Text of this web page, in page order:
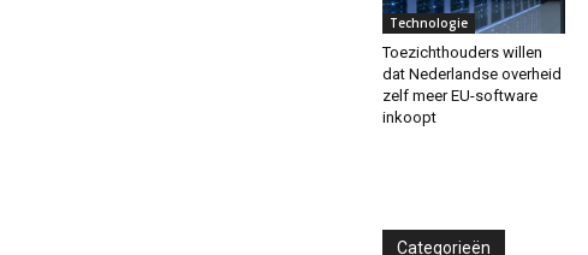
Technologie
Toezichthouders willen
dat Nederlandse overheid
zelf meer EU-software
inkoopt
Categorieën